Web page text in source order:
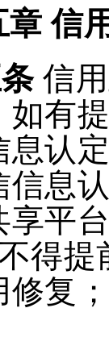
章 信
条信
如有
息认
信息
享平
得提
修复